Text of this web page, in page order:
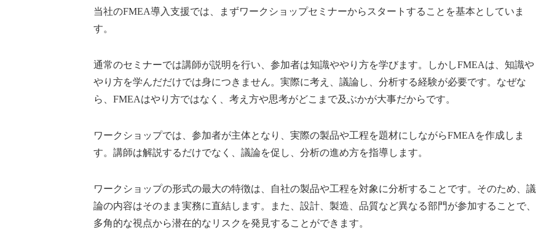
当社のFMEA導入支援では、まずワークショップセミナーからスタートすることを基本としていま
す。
通常のセミナーでは講師が説明を行い、参加者は知識ややり方を学びます。しかしFMEAは、知識や
やり方を学んだだけでは身につきません。実際に考え、議論し、分析する経験が必要です。なぜな
ら、FMEAはやり方ではなく、考え方や思考がどこまで及ぶかが大事だからです。
ワークショップでは、参加者が主体となり、実際の製品や工程を題材にしながらFMEAを作成しま
す。講師は解説するだけでなく、議論を促し、分析の進め方を指導します。
ワークショップの形式の最大の特徴は、自社の製品や工程を対象に分析することです。そのため、議
論の内容はそのまま実務に直結します。また、設計、製造、品質など異なる部門が参加することで、
多角的な視点から潜在的なリスクを発見することができます。